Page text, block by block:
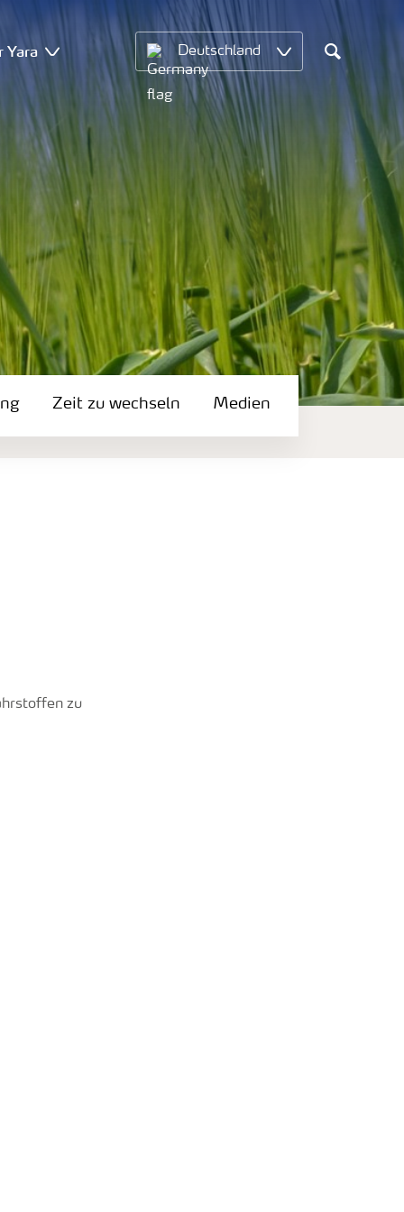
Yara Deutschland
Search
Zeit zu wechseln Medien
zu